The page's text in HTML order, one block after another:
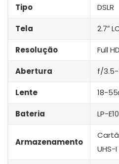
Tipo DSLR
Tela 2.7″
Resolução Full
Abertura f/3.5-
Lente 18-
Bateria LP-
Armazenamento
UHS-I